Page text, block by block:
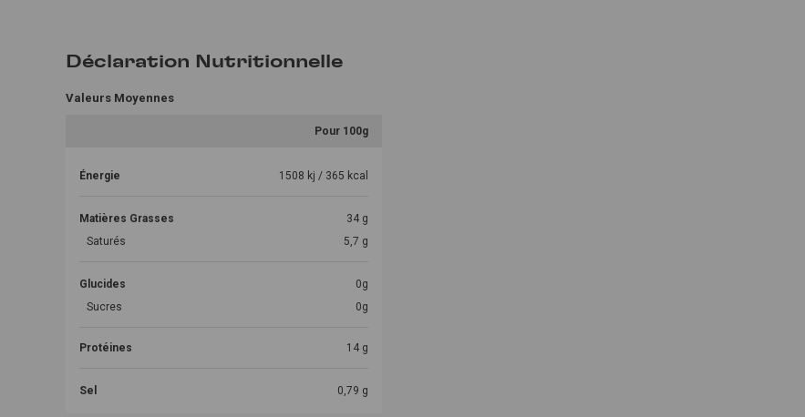
Déclaration Nutritionnelle
Valeurs Moyennes
Pour 100g
Énergie 1508 kj / 365 kcal
Matières Grasses
34 g
Saturés
5,7 g
Glucides
0g
Sucres
0g
Protéines 14 g
Sel 0,79 g